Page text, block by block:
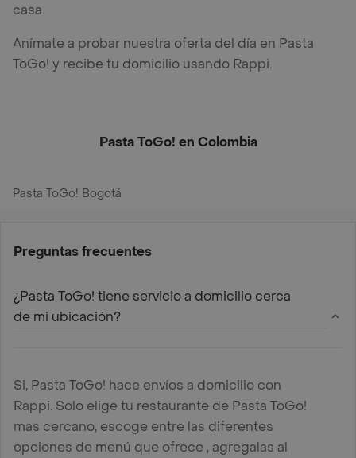
casa.
Anímate a probar nuestra oferta del día en Pasta
ToGo! y recibe tu domicilio usando Rappi.
Pasta ToGo! en Colombia
Pasta ToGo! Bogotá
Preguntas frecuentes
¿Pasta ToGo! tiene servicio a domicilio cerca
de mi ubicación?
Si, Pasta ToGo! hace envíos a domicilio con
Rappi. Solo elige tu restaurante de Pasta ToGo!
mas cercano, escoge entre las diferentes
opciones de menú que ofrece , agregalas al